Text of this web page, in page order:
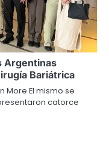
Argentinas
Bariátrica
More El mismo se
catorce